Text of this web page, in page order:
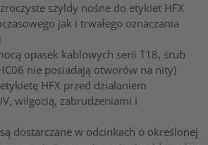
szyldy nośne do etykiet HFX
jak i trwałego oznaczania
opasek kablowych serii T18, śrub
nie posiadają otworów na nity)
HFX przed działaniem
wilgocią, zabrudzeniami i
dostarczane w odcinkach o określonej